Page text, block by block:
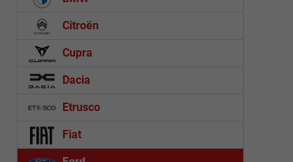
Citroën
Cupra
Dacia
Etrusco
Fiat